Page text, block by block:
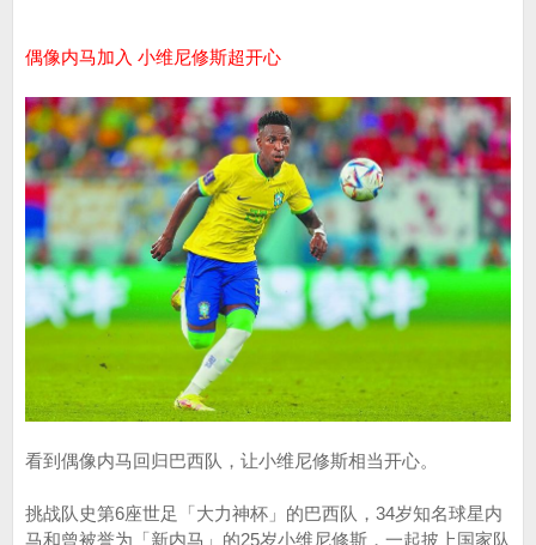
偶像内马加入 小维尼修斯超开心
看到偶像内马回归巴西队，让小维尼修斯相当开心。
挑战队史第6座世足「大力神杯」的巴西队，34岁知名球星内
马和曾被誉为「新内马」的25岁小维尼修斯，一起披上国家队